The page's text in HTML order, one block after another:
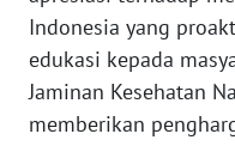
Indonesia yang
edukasi kepada
Jaminan Kesehatan
memberikan
PEDOMAN
MEDIA
SIBER
REDAKSI